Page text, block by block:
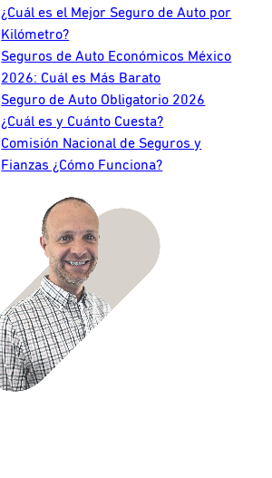
¿Cuál es el Mejor Seguro de Auto por
Kilómetro?
Seguros de Auto Económicos México
2026: Cuál es Más Barato
Seguro de Auto Obligatorio 2026
¿Cuál es y Cuánto Cuesta?
Comisión Nacional de Seguros y
Fianzas ¿Cómo Funciona?